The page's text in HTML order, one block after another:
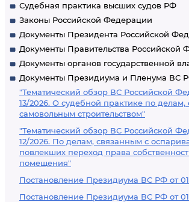
Судебная практика высших судов РФ
Законы Российской Федерации
Документы Президента Российской
Документы Правительства Российской
Документы органов государственной
Документы Президиума и Пленума ВС
"Тематический обзор ВС Российской
13/2026. О судебной практике по делам,
самовольным строительством"
"Тематический обзор ВС Российской
12/2026. По делам, связанным с
повлекших переход права
помещения"
Постановление Президиума ВС РФ от
Постановление Президиума ВС РФ от